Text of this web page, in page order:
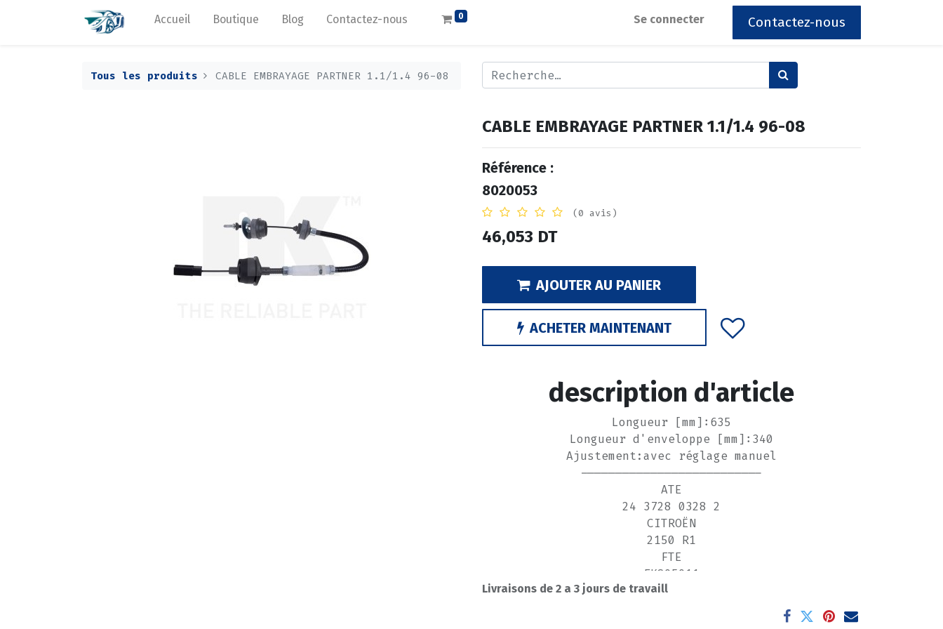
Accueil Boutique Blog Contactez-nous 0 Se connecter Contactez-nous
Tous les produits CABLE EMBRAYAGE PARTNER 1.1/1.4 96-08
CABLE EMBRAYAGE PARTNER 1.1/1.4 96-08
Référence :
8020053
(0 avis)
46,053 DT
AJOUTER AU PANIER
ACHETER MAINTENANT
description d'article
Longueur [mm]:635
Longueur d'enveloppe [mm]:340
Ajustement:avec réglage manuel
--------------------------
ATE
24 3728 0328 2
CITROËN
2150 R1
FTE
FKS05011
PEUGEOT
Livraisons de 2 a 3 jours de travaill